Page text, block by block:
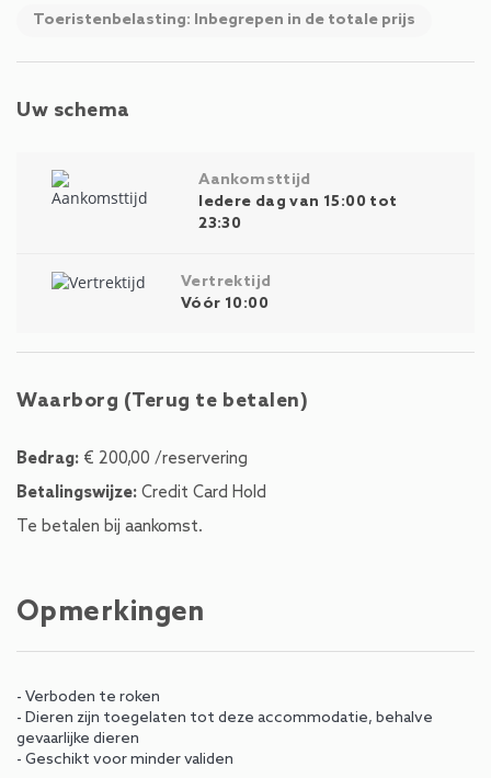
Toeristenbelasting: Inbegrepen in de totale prijs
Uw schema
Aankomsttijd
Iedere dag van 15:00 tot
23:30
Vertrektijd
Vóór 10:00
Waarborg (Terug te betalen)
Bedrag: € 200,00 /reservering
Betalingswijze: Credit Card Hold
Te betalen bij aankomst.
Opmerkingen
- Verboden te roken
- Dieren zijn toegelaten tot deze accommodatie, behalve
gevaarlijke dieren
- Geschikt voor minder validen